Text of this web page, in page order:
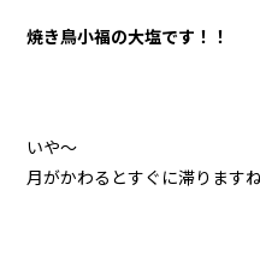
焼き鳥小福の大塩です！！
いや〜
月がかわるとすぐに滞りますね